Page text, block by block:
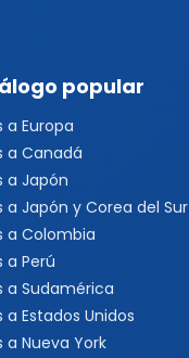
popular
a Europa
a Canadá
a Japón
a Japón y Corea del Sur
a Colombia
a Perú
a Sudamérica
a Estados Unidos
a Nueva York